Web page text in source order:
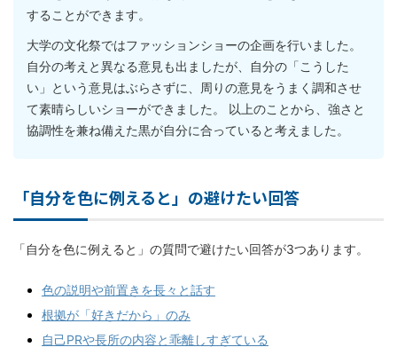
することができます。
大学の文化祭ではファッションショーの企画を行いました。
自分の考えと異なる意見も出ましたが、自分の「こうした
い」という意見はぶらさずに、周りの意見をうまく調和させ
て素晴らしいショーができました。 以上のことから、強さと
協調性を兼ね備えた黒が自分に合っていると考えました。
「自分を色に例えると」の避けたい回答
「自分を色に例えると」の質問で避けたい回答が3つあります。
色の説明や前置きを長々と話す
根拠が「好きだから」のみ
自己PRや長所の内容と乖離しすぎている